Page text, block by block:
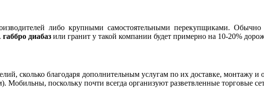
либо крупными самостоятельными перекупщиками. Обычно
габбро диабаз или гранит у такой компании будет примерно на 10-20%
сколько благодаря дополнительным услугам по их доставке,
Мобильны, поскольку почти всегда организуют разветвленные торговые